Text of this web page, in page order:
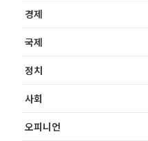
경제
국제
정치
사회
오피니언